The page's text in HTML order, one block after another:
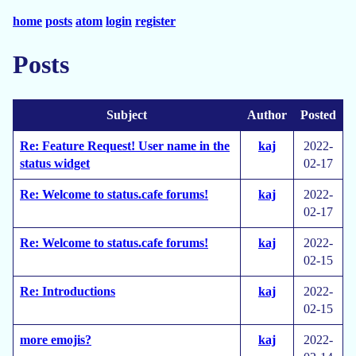
home posts atom login register
Posts
Subject Author Posted
Re: Feature Request! User name in the
status widget
kaj
2022-
02-17
Re: Welcome to status.cafe forums! kaj
2022-
02-17
Re: Welcome to status.cafe forums! kaj
2022-
02-15
Re: Introductions kaj
2022-
02-15
more emojis? kaj
2022-